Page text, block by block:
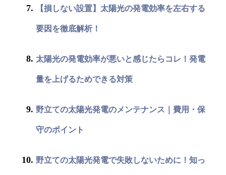
【損しない設置】太陽光の発電効率を左右する
要因を徹底解析！
太陽光の発電効率が悪いと感じたらコレ！発電
量を上げるためできる対策
野立ての太陽光発電のメンテナンス｜費用・保
守のポイント
野立ての太陽光発電で失敗しないために！知っ